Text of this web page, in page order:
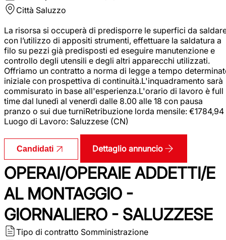
Città Saluzzo
La risorsa si occuperà di predisporre le superfici da
con l’utilizzo di appositi strumenti, effettuare la saldatura a
filo su pezzi già predisposti ed eseguire manutenzione e
controllo degli utensili e degli altri apparecchi utilizzati.
Offriamo un contratto a norma di legge a tempo
iniziale con prospettiva di continuità.L'inquadramento sarà
commisurato in base all'esperienza.L'orario di lavoro è full
time dal lunedì al venerdì dalle 8.00 alle 18 con pausa
pranzo o sui due turniRetribuzione lorda mensile: €1784,94
Luogo di Lavoro: Saluzzese (CN)
Candidati Dettaglio annuncio
OPERAI/OPERAIE ADDETTI/E
AL MONTAGGIO -
GIORNALIERO - SALUZZESE
Tipo di contratto Somministrazione